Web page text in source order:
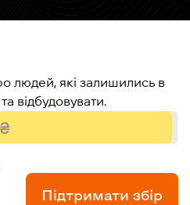
відбудовувати.
Підтримати збір